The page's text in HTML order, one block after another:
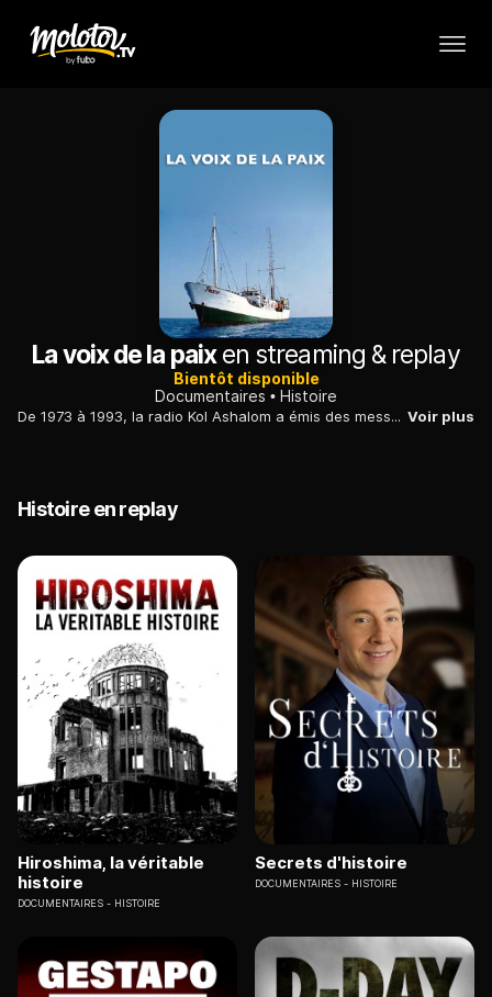
La voix de la paixen streaming & replay
Bientôt disponible
Documentaires
Histoire
De 1973 à 1993, la radio Kol Ashalom a émis des messages de paix et de la musique depuis un cargo ancré au large de Tel-Aviv, dans les eaux internationales. Voir plus
Histoire en replay
Hiroshima, la véritable
histoire
DOCUMENTAIRES HISTOIRE
Secrets d'histoire
DOCUMENTAIRES HISTOIRE